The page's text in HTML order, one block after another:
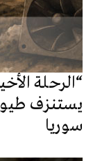
“الرحلة
يستنزف
سوريا